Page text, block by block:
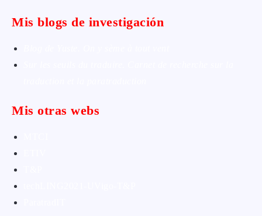
Mis blogs de investigación
Mis otras webs